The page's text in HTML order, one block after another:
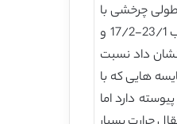
چرخشی با
گرداب های چند گانه در لوله شیب دار ایجاد می شود، و تعداد گرداب های القایی متناسب با تعداد شیارها است. انتقال حرارت و ضریب اصطکاک در یک لوله صاف به ترتیب 23/1-17/2 و
نشان داد نسبت
پیشنهاد می شود. به علاوه مقایسه هایی که با
دارد اما